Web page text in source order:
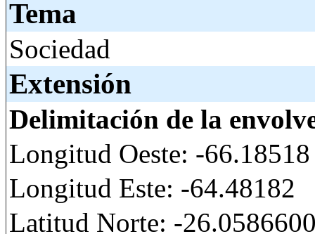
Tema
Sociedad
Extensión
Delimitación de la
Longitud Oeste: -66.18518
Longitud Este: -64.48182
Latitud Norte: -